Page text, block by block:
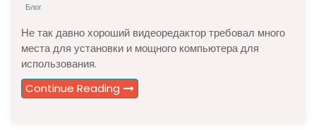
Блог
Не так давно хороший видеоредактор требовал много
места для установки и мощного компьютера для
использования.
Continue Reading